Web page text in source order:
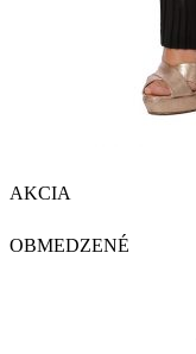
AKCIA
OBMEDZENÉ